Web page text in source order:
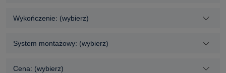
Wykończenie: (wybierz)
System montażowy: (wybierz)
Cena: (wybierz)